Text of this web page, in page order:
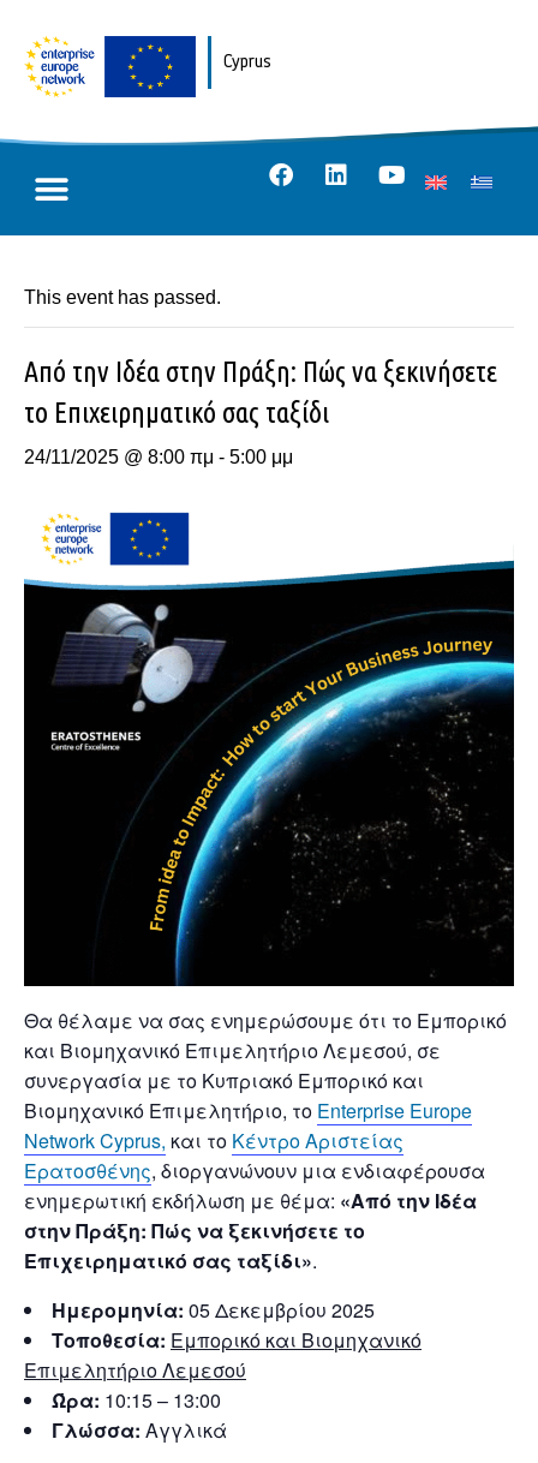
Cyprus
This event has passed.
Από την Ιδέα στην Πράξη: Πώς να ξεκινήσετε
το Επιχειρηματικό σας ταξίδι
24/11/2025 @ 8:00 πμ - 5:00 μμ
Θα θέλαμε να σας ενημερώσουμε ότι το Εμπορικό
και Βιομηχανικό Επιμελητήριο Λεμεσού, σε
συνεργασία με το Κυπριακό Εμπορικό και
Βιομηχανικό Επιμελητήριο, το Enterprise Europe
Network Cyprus, και το Κέντρο Αριστείας
Ερατοσθένης, διοργανώνουν μια ενδιαφέρουσα
ενημερωτική εκδήλωση με θέμα: «Από την Ιδέα
στην Πράξη: Πώς να ξεκινήσετε το
Επιχειρηματικό σας ταξίδι».
Ημερομηνία: 05 Δεκεμβρίου 2025
Τοποθεσία: Εμπορικό και Βιομηχανικό
Επιμελητήριο Λεμεσού
Ώρα: 10:15 – 13:00
Γλώσσα: Αγγλικά